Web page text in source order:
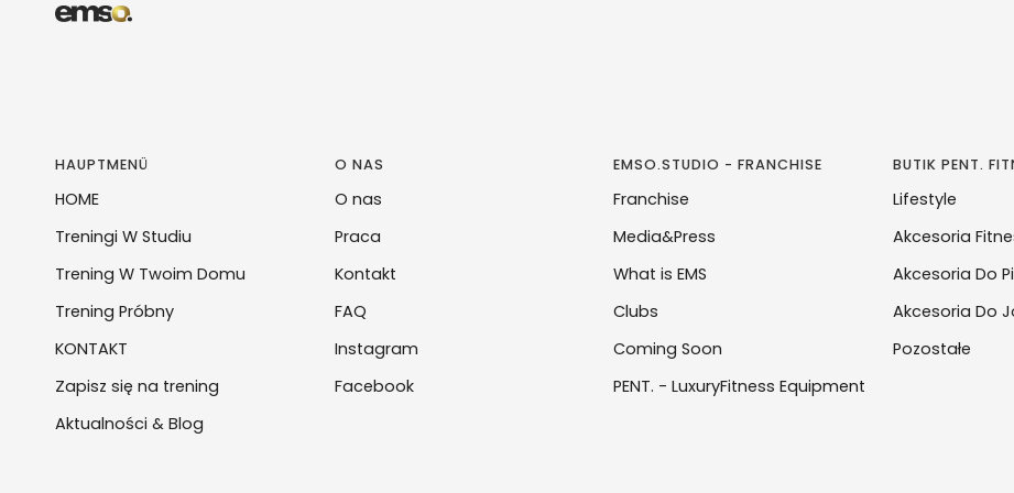
HAUPTMENÜ
HOME
Treningi W Studiu
Trening W Twoim Domu
Trening Próbny
KONTAKT
Zapisz się na trening
Aktualności & Blog
O NAS
O nas
Praca
Kontakt
FAQ
Instagram
Facebook
EMSO.STUDIO - FRANCHISE
Franchise
Media&Press
What is EMS
Clubs
Coming Soon
PENT. - LuxuryFitness Equipment
BUTIK PENT.
Lifestyle
Akcesoria
Akcesoria Do
Akcesoria Do
Pozostałe